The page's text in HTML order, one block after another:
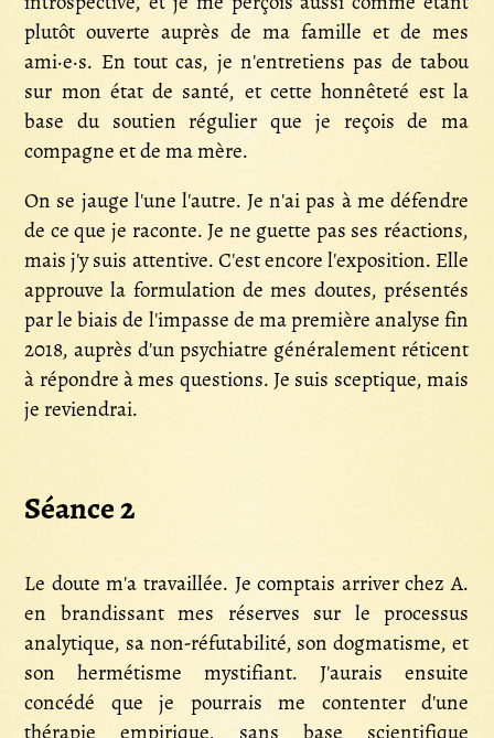
plutôt ouverte auprès de ma famille et de mes
ami·e·s. En tout cas, je n'entretiens pas de tabou
sur mon état de santé, et cette honnêteté est la
base du soutien régulier que je reçois de ma
compagne et de ma mère.
On se jauge l'une l'autre. Je n'ai pas à me défendre
de ce que je raconte. Je ne guette pas ses réactions,
mais j'y suis attentive. C'est encore l'exposition. Elle
approuve la formulation de mes doutes, présentés
par le biais de l'impasse de ma première analyse fin
2018, auprès d'un psychiatre généralement réticent
à répondre à mes questions. Je suis sceptique, mais
je reviendrai.
Séance 2
Le doute m'a travaillée. Je comptais arriver chez A.
en brandissant mes réserves sur le processus
analytique, sa non-réfutabilité, son dogmatisme, et
son hermétisme mystifiant. J'aurais ensuite
concédé que je pourrais me contenter d'une